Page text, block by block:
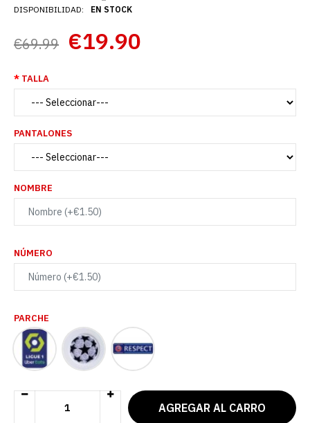
DISPONIBILIDAD:
EN STOCK
€69.99 €19.90
TALLA
PANTALONES
NOMBRE
NÚMERO
PARCHE